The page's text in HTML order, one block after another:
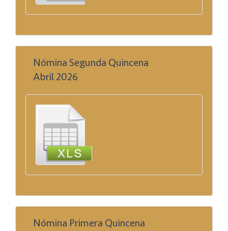
Nómina Segunda Quincena
Abril 2026
Nómina Primera Quincena